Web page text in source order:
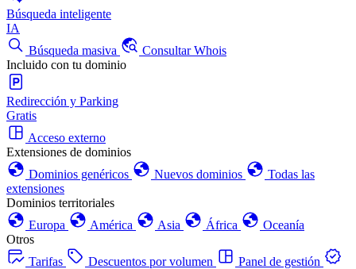
Búsqueda inteligente
IA
Búsqueda masiva
Consultar Whois
Incluido con tu dominio
Redirección y Parking
Gratis
Acceso externo
Extensiones de dominios
Dominios genéricos
Nuevos dominios
Todas las
extensiones
Dominios territoriales
Europa
América Asia África
Oceanía
Otros
Tarifas
Descuentos por volumen
Panel de gestión